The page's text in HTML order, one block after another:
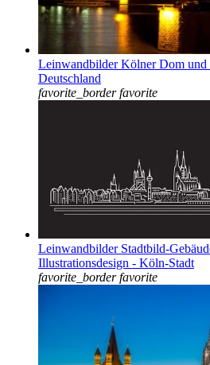
Leinwandbilder Kölner Dom und
Deutschland
favorite_border favorite
Leinwandbilder Stadtbild-
Illustrationsdesign - Köln-Stadt
favorite_border favorite